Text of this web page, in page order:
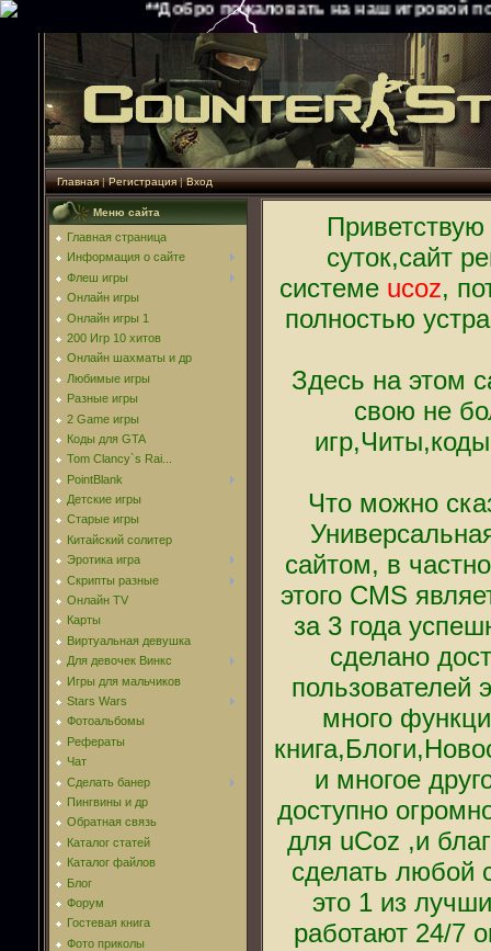
**Добро пожаловать на наш игровой
Главная|Регистрация|Вход
Меню сайта
Главная страница
Информация о сайте
Флеш игры
Онлайн игры
Онлайн игры 1
200 Игр 10 хитов
Онлайн шахматы и др
Любимые игры
Разные игры
2 Game игры
Коды для GTA
Tom Clancy`s Rai...
PointBlank
Детские игры
Старые игры
Китайский солитер
Эротика игра
Скрипты разные
Онлайн TV
Карты
Виртуальная девушка
Для девочек Винкс
Игры для мальчиков
Stars Wars
Фотоальбомы
Рефераты
Чат
Сделать банер
Пингвины и др
Обратная связь
Каталог статей
Каталог файлов
Блог
Форум
Гостевая книга
Фото приколы
суток,сайт
системе ucoz,
полностью
Здесь на этом
свою не
Что можно
сайтом, в
этого CMS
за 3 года
сделано
пользователей
много
и многое
доступно
для uCoz ,и
сделать любой
это 1 из
работают 24/7